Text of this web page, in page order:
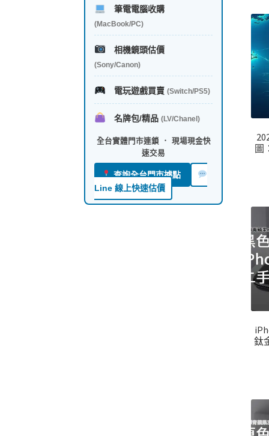
圖
鈦
筆電電腦收購
(MacBook/PC)
相機鏡頭估價
(Sony/Canon)
電玩遊戲買賣 (Switch/PS5)
名牌包/精品 (LV/Chanel)
全台實體門市連鎖 ． 現場現金快
速交易
查詢全台門市據點
Line 線上快速估價